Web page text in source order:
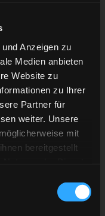
Anzeigen zu
Medien anbieten
Website zu
zu Ihrer
Partner für
weiter. Unsere
mit
bereitgestellt